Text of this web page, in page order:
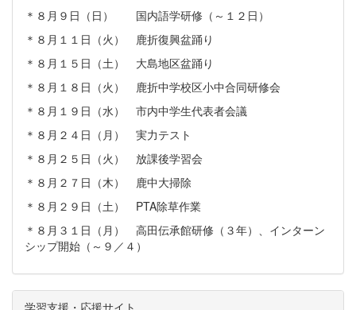
＊８月９日（日） 国内語学研修（～１２日）
＊８月１１日（火） 鹿折復興盆踊り
＊８月１５日（土） 大島地区盆踊り
＊８月１８日（火） 鹿折中学校区小中合同研修会
＊８月１９日（水） 市内中学生代表者会議
＊８月２４日（月） 実力テスト
＊８月２５日（火） 放課後学習会
＊８月２７日（木） 鹿中大掃除
＊８月２９日（土） PTA除草作業
＊８月３１日（月） 高田伝承館研修（３年）、インターン
シップ開始（～９／４）
学習支援・応援サイト